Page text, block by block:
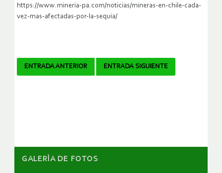
https://www.mineria-pa.com/noticias/mineras-en-chile-cada-
vez-mas-afectadas-por-la-sequia/
Navegador
ENTRADA ANTERIOR ENTRADA SIGUIENTE
GALERÌA DE FOTOS